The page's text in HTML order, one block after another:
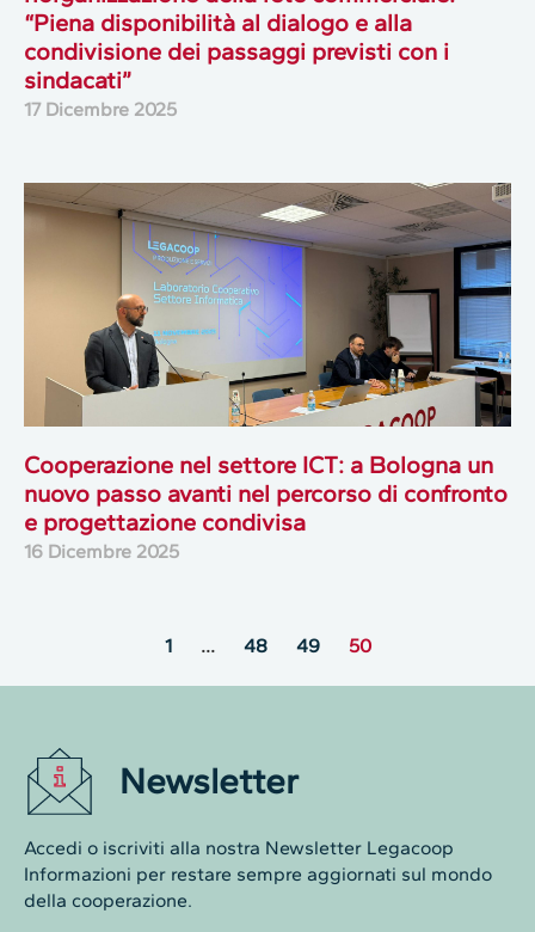
“Piena disponibilità al dialogo e alla
condivisione dei passaggi previsti con i
sindacati”
17 Dicembre 2025
Cooperazione nel settore ICT: a Bologna un
nuovo passo avanti nel percorso di confronto
e progettazione condivisa
16 Dicembre 2025
1 … 48 49 50
Newsletter
Accedi o iscriviti alla nostra Newsletter Legacoop
Informazioni per restare sempre aggiornati sul mondo
della cooperazione.